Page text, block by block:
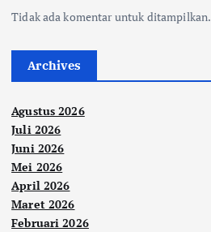
Tidak ada komentar untuk ditampilkan.
Archives
Agustus 2026
Juli 2026
Juni 2026
Mei 2026
April 2026
Maret 2026
Februari 2026